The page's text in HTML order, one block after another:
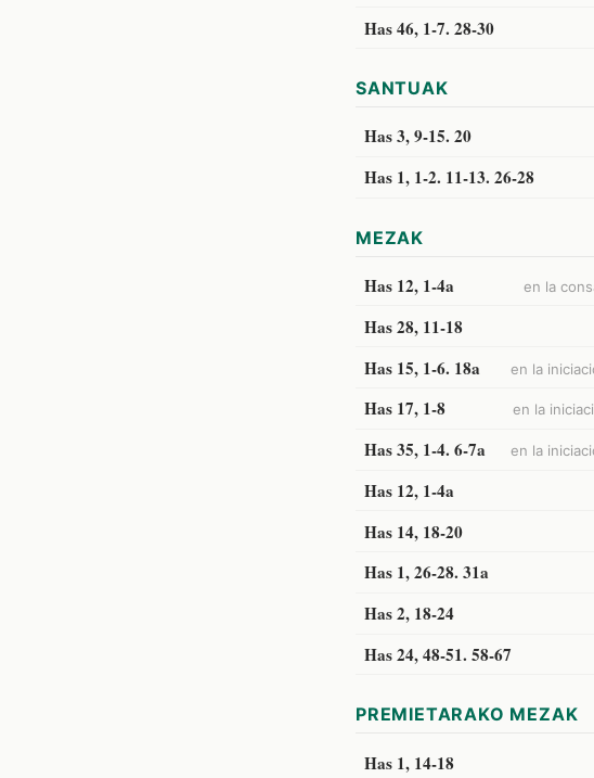
Has 46, 1-7. 28-30
SANTUAK
Has 3, 9-15. 20
Has 1, 1-2. 11-13. 26-28
MEZAK
Has 12, 1-4a en la
Has 28, 11-18
Has 15, 1-6. 18a en la
Has 17, 1-8 en la
Has 35, 1-4. 6-7a en la
Has 12, 1-4a
Has 14, 18-20
Has 1, 26-28. 31a
Has 2, 18-24
Has 24, 48-51. 58-67
PREMIETARAKO MEZAK
Has 1, 14-18